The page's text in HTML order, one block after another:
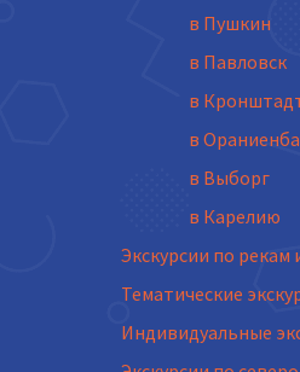
в Пушкин
в Павловск
в
в
в Выборг
в Карелию
Экскурсии по рекам
Тематические
Индивидуальные